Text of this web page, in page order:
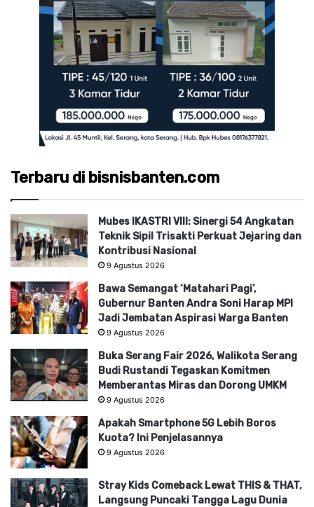
Terbaru di bisnisbanten.com
Mubes IKASTRI VIII: Sinergi 54 Angkatan
Teknik Sipil Trisakti Perkuat Jejaring dan
Kontribusi Nasional
9 Agustus 2026
Bawa Semangat ‘Matahari Pagi’,
Gubernur Banten Andra Soni Harap MPI
Jadi Jembatan Aspirasi Warga Banten
9 Agustus 2026
Buka Serang Fair 2026, Walikota Serang
Budi Rustandi Tegaskan Komitmen
Memberantas Miras dan Dorong UMKM
9 Agustus 2026
Apakah Smartphone 5G Lebih Boros
Kuota? Ini Penjelasannya
9 Agustus 2026
Stray Kids Comeback Lewat THIS & THAT,
Langsung Puncaki Tangga Lagu Dunia